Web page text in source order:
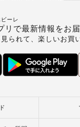
ーレ
リで最新情報をお届
られて、楽しいお買